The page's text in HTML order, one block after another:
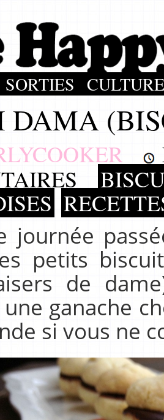
SORTIES CULTURE
DAMA
journée
petits
de
ganache
si vous ne